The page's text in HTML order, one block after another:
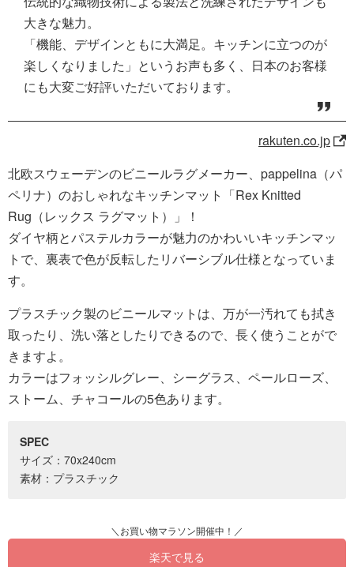
大きな魅力。
「機能、デザインともに大満足。キッチンに立つのが
楽しくなりました」というお声も多く、日本のお客様
にも大変ご好評いただいております。
rakuten.co.jp
北欧スウェーデンのビニールラグメーカー、pappelina（パ
ペリナ）のおしゃれなキッチンマット「Rex Knitted
Rug（レックス ラグマット）」！
ダイヤ柄とパステルカラーが魅力のかわいいキッチンマッ
トで、裏表で色が反転したリバーシブル仕様となっていま
す。
プラスチック製のビニールマットは、万が一汚れても拭き
取ったり、洗い落としたりできるので、長く使うことがで
きますよ。
カラーはフォッシルグレー、シーグラス、ペールローズ、
ストーム、チャコールの5色あります。
SPEC
サイズ：70x240cm
素材：プラスチック
楽天で見る